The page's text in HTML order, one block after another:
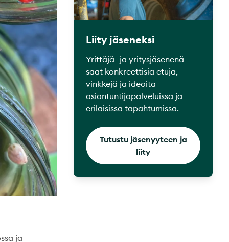
ja
Liity jäseneksi
Yrittäjä- ja yritysjäsenenä
saat konkreettisia etuja,
vinkkejä ja ideoita
asiantuntijapalveluissa ja
erilaisissa tapahtumissa.
Tutustu jäsenyyteen ja
liity